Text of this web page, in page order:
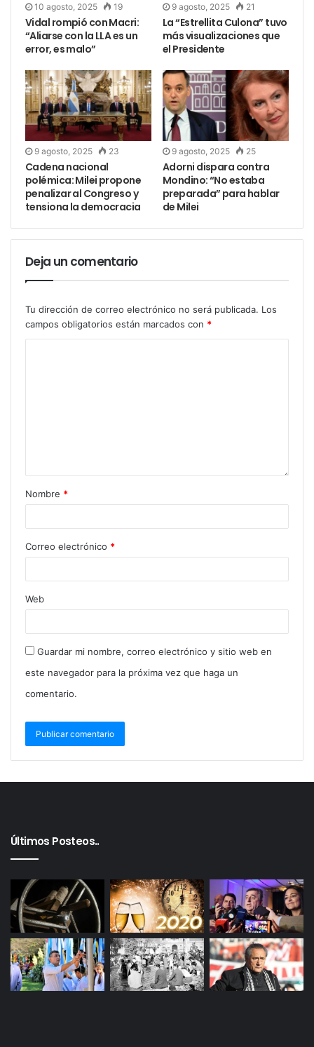
10 agosto, 2025 19
Vidal rompió con Macri:
“Aliarse con la LLA es un
error, es malo”
9 agosto, 2025 21
La “Estrellita Culona” tuvo
más visualizaciones que
el Presidente
9 agosto, 2025 23
Cadena nacional
polémica: Milei propone
penalizar al Congreso y
tensiona la democracia
9 agosto, 2025 25
Adorni dispara contra
Mondino: “No estaba
preparada” para hablar
de Milei
Deja un comentario
Tu dirección de correo electrónico no será publicada. Los
campos obligatorios están marcados con *
Nombre *
Correo electrónico *
Web
Guardar mi nombre, correo electrónico y sitio web en
este navegador para la próxima vez que haga un
comentario.
Últimos Posteos..